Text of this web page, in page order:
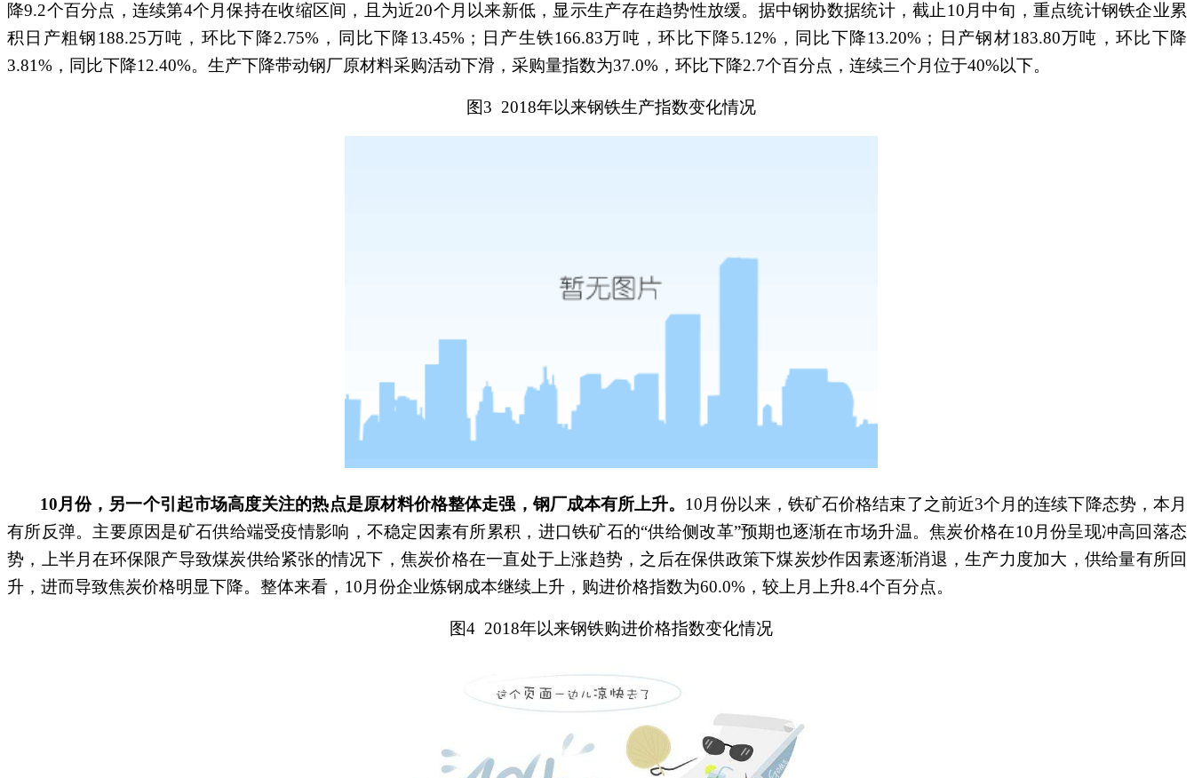
降9.2个百分点，连续第4个月保持在收缩区间，且为近20个月以来新低，显示生产存在趋势性放缓。据中钢协数据统计，截止10月中旬，重点统计钢铁企业累
积日产粗钢188.25万吨，环比下降2.75%，同比下降13.45%；日产生铁166.83万吨，环比下降5.12%，同比下降13.20%；日产钢材183.80万吨，环比下降
3.81%，同比下降12.40%。生产下降带动钢厂原材料采购活动下滑，采购量指数为37.0%，环比下降2.7个百分点，连续三个月位于40%以下。
图3 2018年以来钢铁生产指数变化情况
10月份，另一个引起市场高度关注的热点是原材料价格整体走强，钢厂成本有所上升。 10 月份以来，铁矿石价格结束了之前近3个月的连续下降态势，本月
有所反弹。主要原因是矿石供给端受疫情影响，不稳定因素有所累积，进口铁矿石的“供给侧改革”预期也逐渐在市场升温。焦炭价格在10月份呈现冲高回落态
势，上半月在环保限产导致煤炭供给紧张的情况下，焦炭价格在一直处于上涨趋势，之后在保供政策下煤炭炒作因素逐渐消退，生产力度加大，供给量有所回
升，进而导致焦炭价格明显下降。整体来看，10月份企业炼钢成本继续上升，购进价格指数为60.0%，较上月上升8.4个百分点。
图4 2018年以来钢铁购进价格指数变化情况